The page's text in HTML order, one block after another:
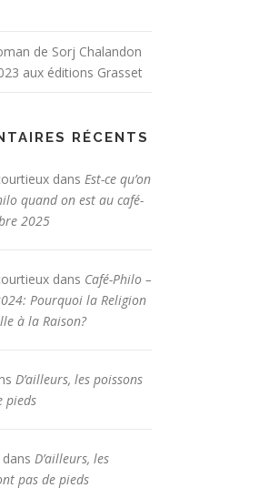
de Sorj Chalandon
aux éditions Grasset
RÉCENTS
dans Est-ce qu’on
quand on est au café-
2025
dans Café-Philo –
Pourquoi la Religion
à la Raison?
D’ailleurs, les poissons
pieds
dans D’ailleurs, les
pas de pieds